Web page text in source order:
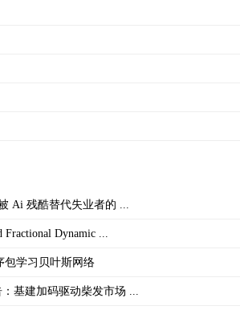
Ai 残酷替代失业者的 ...
Fractional Dynamic ...
包学习贝叶斯网络
基建加码驱动柴发市场 ...